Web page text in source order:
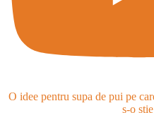
O idee pentru supa de pui pe
s-o